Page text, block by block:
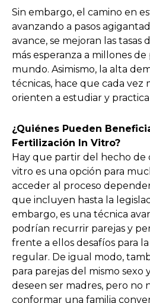
Sin embargo, el camino en
avanzando a pasos
avance, se mejoran las tasas
más esperanza a millones de
mundo. Asimismo, la alta
técnicas, hace que cada vez
orienten a estudiar y
¿Quiénes Pueden
Fertilización In Vitro?
Hay que partir del hecho de
vitro es una opción para
acceder al proceso
que incluyen hasta la
embargo, es una técnica
podrían recurrir parejas y
frente a ellos desafíos para
regular. De igual modo,
para parejas del mismo sexo
deseen ser madres, pero no
conformar una familia